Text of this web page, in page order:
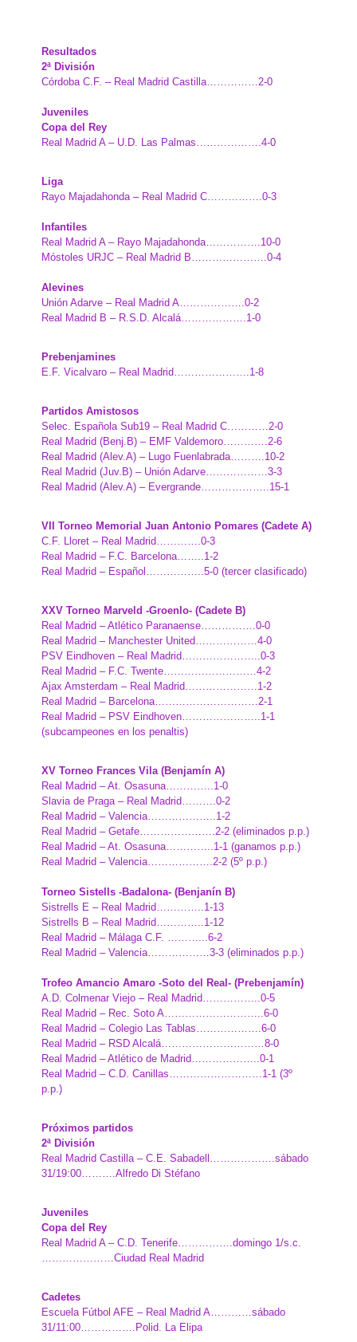
Resultados
2ª División
Córdoba C.F. – Real Madrid Castilla……………2-0
Juveniles
Copa del Rey
Real Madrid A – U.D. Las Palmas……………….4-0
Liga
Rayo Majadahonda – Real Madrid C…………….0-3
Infantiles
Real Madrid A – Rayo Majadahonda…………….10-0
Móstoles URJC – Real Madrid B………………….0-4
Alevines
Unión Adarve – Real Madrid A……………….0-2
Real Madrid B – R.S.D. Alcalá……………….1-0
Prebenjamines
E.F. Vicalvaro – Real Madrid………………….1-8
Partidos Amistosos
Selec. Española Sub19 – Real Madrid C…………2-0
Real Madrid (Benj.B) – EMF Valdemoro………….2-6
Real Madrid (Alev.A) – Lugo Fuenlabrada……….10-2
Real Madrid (Juv.B) – Unión Adarve………………3-3
Real Madrid (Alev.A) – Evergrande………………..15-1
VII Torneo Memorial Juan Antonio Pomares (Cadete A)
C.F. Lloret – Real Madrid………….0-3
Real Madrid – F.C. Barcelona……..1-2
Real Madrid – Español……………..5-0 (tercer clasificado)
XXV Torneo Marveld -Groenlo- (Cadete B)
Real Madrid – Atlético Paranaense…………….0-0
Real Madrid – Manchester United………………4-0
PSV Eindhoven – Real Madrid…………………..0-3
Real Madrid – F.C. Twente………………………4-2
Ajax Amsterdam – Real Madrid…………………1-2
Real Madrid – Barcelona…………………………2-1
Real Madrid – PSV Eindhoven…………………..1-1
(subcampeones en los penaltis)
XV Torneo Frances Vila (Benjamín A)
Real Madrid – At. Osasuna…………..1-0
Slavia de Praga – Real Madrid……….0-2
Real Madrid – Valencia………………..1-2
Real Madrid – Getafe………………….2-2 (eliminados p.p.)
Real Madrid – At. Osasuna…………..1-1 (ganamos p.p.)
Real Madrid – Valencia……………….2-2 (5º p.p.)
Torneo Sistells -Badalona- (Benjanín B)
Sistrells E – Real Madrid…………..1-13
Sistrells B – Real Madrid…………..1-12
Real Madrid – Málaga C.F. ………...6-2
Real Madrid – Valencia………………3-3 (eliminados p.p.)
Trofeo Amancio Amaro -Soto del Real- (Prebenjamín)
A.D. Colmenar Viejo – Real Madrid……………..0-5
Real Madrid – Rec. Soto A………………………..6-0
Real Madrid – Colegio Las Tablas……………….6-0
Real Madrid – RSD Alcalá…………………………8-0
Real Madrid – Atlético de Madrid………………..0-1
Real Madrid – C.D. Canillas………………………1-1 (3º
p.p.)
Próximos partidos
2ª División
Real Madrid Castilla – C.E. Sabadell……………….sábado
31/19:00……….Alfredo Di Stéfano
Juveniles
Copa del Rey
Real Madrid A – C.D. Tenerife…………….domingo 1/s.c.
…………………Ciudad Real Madrid
Cadetes
Escuela Fútbol AFE – Real Madrid A…………sábado
31/11:00…………….Polid. La Elipa